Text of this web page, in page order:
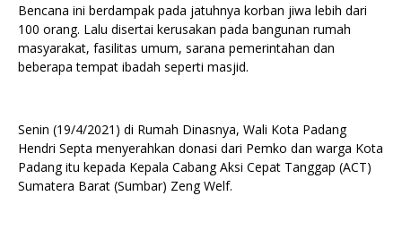
Bencana ini berdampak pada jatuhnya korban jiwa lebih dari
100 orang. Lalu disertai kerusakan pada bangunan rumah
masyarakat, fasilitas umum, sarana pemerintahan dan
beberapa tempat ibadah seperti masjid.
Senin (19/4/2021) di Rumah Dinasnya, Wali Kota Padang
Hendri Septa menyerahkan donasi dari Pemko dan warga Kota
Padang itu kepada Kepala Cabang Aksi Cepat Tanggap (ACT)
Sumatera Barat (Sumbar) Zeng Welf.